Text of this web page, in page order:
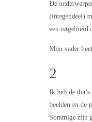
De
(integendeel)
een uitgebreid
Mijn vader
2
Ik heb de
beelden en de
Sommige zijn